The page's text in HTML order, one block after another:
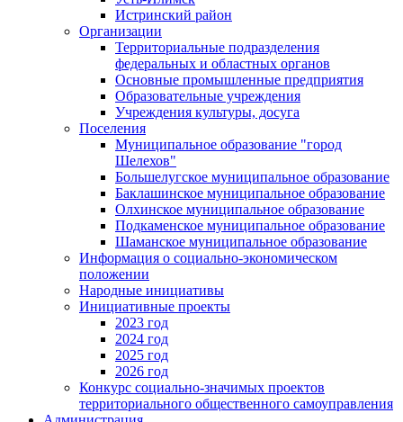
Истринский район
Организации
Территориальные подразделения
федеральных и областных органов
Основные промышленные предприятия
Образовательные учреждения
Учреждения культуры, досуга
Поселения
Муниципальное образование "город
Шелехов"
Большелугское муниципальное образование
Баклашинское муниципальное образование
Олхинское муниципальное образование
Подкаменское муниципальное образование
Шаманское муниципальное образование
Информация о социально-экономическом
положении
Народные инициативы
Инициативные проекты
2023 год
2024 год
2025 год
2026 год
Конкурс социально-значимых проектов
территориального общественного самоуправления